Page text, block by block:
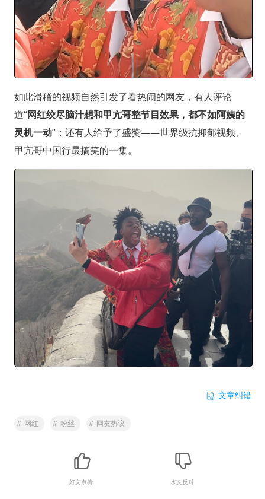
如此滑稽的视频自然引发了看热闹的网友，有人评论
道“网红绞尽脑汁想和甲亢哥整节目效果，都不如阿姨的
灵机一动”；还有人给予了盛赞——世界级抗抑郁视频、
甲亢哥中国行最搞笑的一集。
文章纠错
# 网红 # 粉丝 # 网友热议
好文点赞 水文反对